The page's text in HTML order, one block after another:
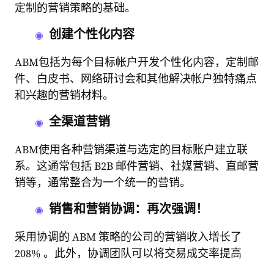
定制的营销策略的基础。
创建个性化内容
ABM包括为每个目标帐户开发个性化内容，定制邮
件、白皮书、网络研讨会和其他解决帐户独特痛点
和兴趣的营销材料。
全渠道营销
ABM使用各种营销渠道与选定的目标账户建立联
系。这通常包括 B2B 邮件营销、社媒营销、直邮营
销等，通常整合为一个统一的营销。
销售和营销协调：再次强调！
采用协调的 ABM 策略的公司的营销收入增长了
208% 。此外，协调团队可以将交易成交率提高